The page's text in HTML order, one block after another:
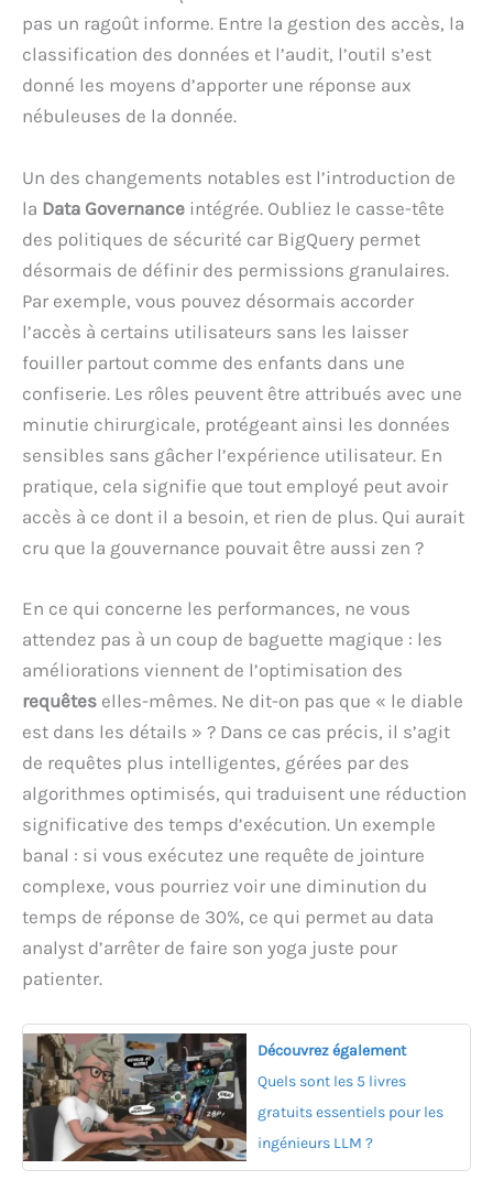
pas un ragoût informe. Entre la gestion des accès, la
classification des données et l’audit, l’outil s’est
donné les moyens d’apporter une réponse aux
nébuleuses de la donnée.
Un des changements notables est l’introduction de
la Data Governance intégrée. Oubliez le casse-tête
des politiques de sécurité car BigQuery permet
désormais de définir des permissions granulaires.
Par exemple, vous pouvez désormais accorder
l’accès à certains utilisateurs sans les laisser
fouiller partout comme des enfants dans une
confiserie. Les rôles peuvent être attribués avec une
minutie chirurgicale, protégeant ainsi les données
sensibles sans gâcher l’expérience utilisateur. En
pratique, cela signifie que tout employé peut avoir
accès à ce dont il a besoin, et rien de plus. Qui aurait
cru que la gouvernance pouvait être aussi zen ?
En ce qui concerne les performances, ne vous
attendez pas à un coup de baguette magique : les
améliorations viennent de l’optimisation des
requêtes elles-mêmes. Ne dit-on pas que « le diable
est dans les détails » ? Dans ce cas précis, il s’agit
de requêtes plus intelligentes, gérées par des
algorithmes optimisés, qui traduisent une réduction
significative des temps d’exécution. Un exemple
banal : si vous exécutez une requête de jointure
complexe, vous pourriez voir une diminution du
temps de réponse de 30%, ce qui permet au data
analyst d’arrêter de faire son yoga juste pour
patienter.
Découvrez également
Quels sont les 5 livres
gratuits essentiels pour les
ingénieurs LLM ?